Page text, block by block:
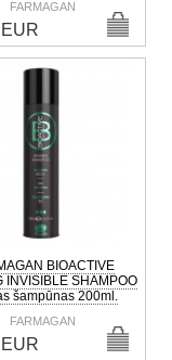
FARMAGAN
BIOACTIVE
INVISIBLE SHAMPOO
šampūnas 200ml.
FARMAGAN